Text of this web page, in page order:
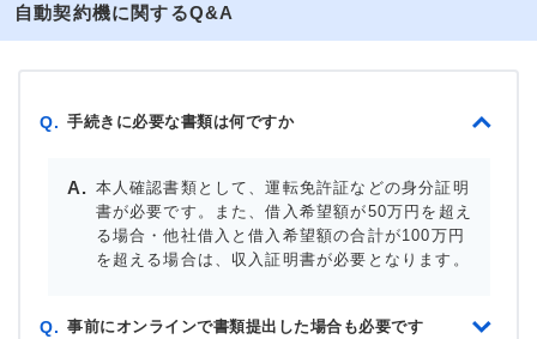
自動契約機に関するQ&A
Q. 手続きに必要な書類は何ですか
本人確認書類として、運転免許証などの身分証明
書が必要です。また、借入希望額が50万円を超え
る場合・他社借入と借入希望額の合計が100万円
を超える場合は、収入証明書が必要となります。
Q. 事前にオンラインで書類提出した場合も必要です